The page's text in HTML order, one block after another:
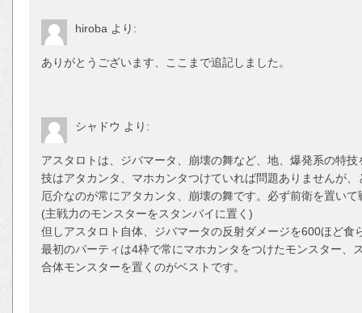
hiroba より:
ありがとうございます、ここまで追記しました。
シャドウ より:
アスタロトは、ジバマータ、崩壊の舞など、地、爆発系の特技
技はアタカンタ、マホカンタつけていれば問題ありませんが、
厄介なのが常にアタカンタ、崩壊の舞です。必ず前衛を置い
(主戦力のモンスターをスタンバイに置く)
但しアスタロト自体、ジバマータの反射ダメージを600ほど食
最初のパーティは4枠で常にマホカンタをつけたモンスター、
合体モンスターを置くのがベストです。